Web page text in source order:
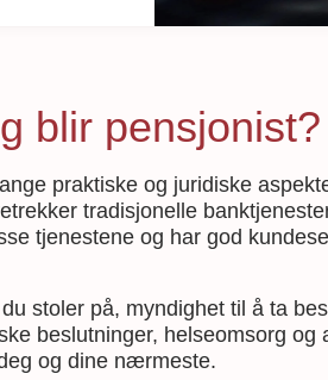
blir pensjonist?
praktiske og juridiske
tradisjonelle
tjenestene og har god
stoler på, myndighet til å ta
beslutninger, helseomsorg
og dine nærmeste.